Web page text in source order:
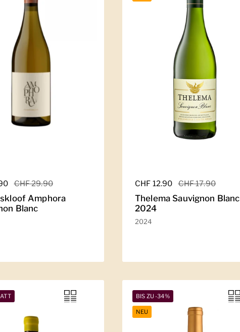
Preis
Sale-Preis
CHF 29.90
Amphora
Blanc
Regulärer Preis
CHF 12.90 Sale-Preis
CHF 17.90
Thelema Sauvignon Blanc
2024
2024
BIS ZU -34%
NEU